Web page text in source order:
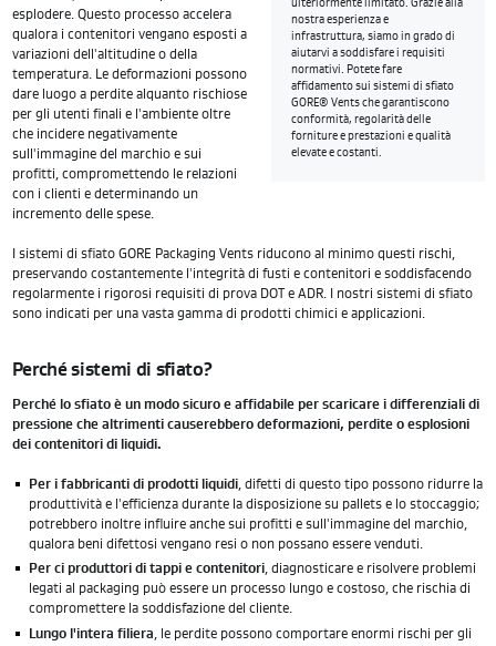
ulteriormente limitato. Grazie alla
nostra esperienza e
infrastruttura, siamo in grado di
aiutarvi a soddisfare i requisiti
normativi. Potete fare
affidamento sui sistemi di sfiato
GORE® Vents che garantiscono
conformità, regolarità delle
forniture e prestazioni e qualità
elevate e costanti.
esplodere. Questo processo accelera
qualora i contenitori vengano esposti a
variazioni dell'altitudine o della
temperatura. Le deformazioni possono
dare luogo a perdite alquanto rischiose
per gli utenti finali e l'ambiente oltre
che incidere negativamente
sull'immagine del marchio e sui
profitti, compromettendo le relazioni
con i clienti e determinando un
incremento delle spese.
I sistemi di sfiato GORE Packaging Vents riducono al minimo questi rischi,
preservando costantemente l'integrità di fusti e contenitori e soddisfacendo
regolarmente i rigorosi requisiti di prova DOT e ADR. I nostri sistemi di sfiato
sono indicati per una vasta gamma di prodotti chimici e applicazioni.
Perché sistemi di sfiato?
Perché lo sfiato è un modo sicuro e affidabile per scaricare i differenziali di
pressione che altrimenti causerebbero deformazioni, perdite o esplosioni
dei contenitori di liquidi.
Per i fabbricanti di prodotti liquidi, difetti di questo tipo possono ridurre la
produttività e l'efficienza durante la disposizione su pallets e lo stoccaggio;
potrebbero inoltre influire anche sui profitti e sull'immagine del marchio,
qualora beni difettosi vengano resi o non possano essere venduti.
Per ci produttori di tappi e contenitori, diagnosticare e risolvere problemi
legati al packaging può essere un processo lungo e costoso, che rischia di
compromettere la soddisfazione del cliente.
Lungo l'intera filiera , le perdite possono comportare enormi rischi per gli